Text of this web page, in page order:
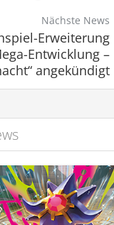
Nächste News
Erweiterung
Entwicklung –
angekündigt